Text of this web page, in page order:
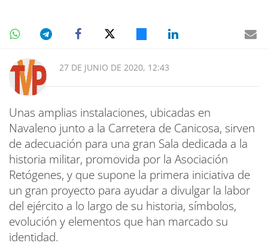
27 DE JUNIO DE 2020, 12:43
Unas amplias instalaciones, ubicadas en
Navaleno junto a la Carretera de Canicosa, sirven
de adecuación para una gran Sala dedicada a la
historia militar, promovida por la Asociación
Retógenes, y que supone la primera iniciativa de
un gran proyecto para ayudar a divulgar la labor
del ejército a lo largo de su historia, símbolos,
evolución y elementos que han marcado su
identidad.